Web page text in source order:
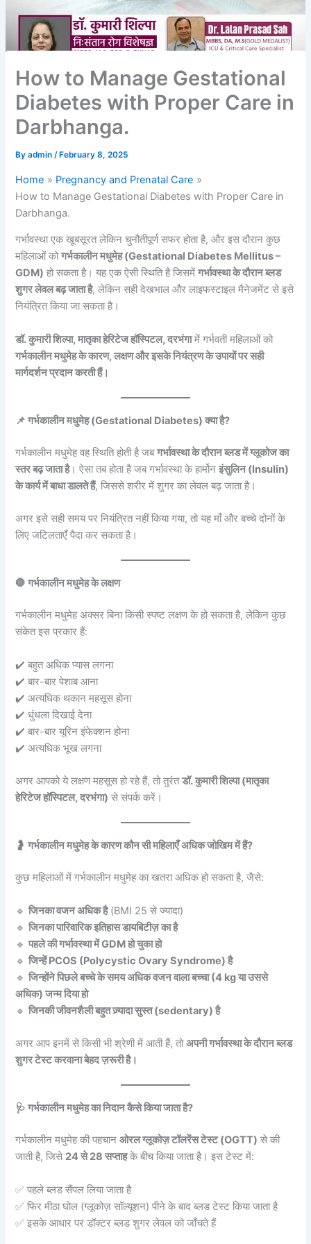
How to Manage Gestational
Diabetes with Proper Care in
Darbhanga.
Byadmin /February 8, 2025
Home
Pregnancy and Prenatal Care
How to Manage Gestational Diabetes with Proper Care in
Darbhanga.
गर्भावस्था एक खूबसूरत लेकिन चुनौतीपूर्ण सफर होता है, और इस दौरान कुछ
महिलाओं कोगर्भकालीन मधुमेह (Gestational Diabetes Mellitus –
GDM) हो सकता है। यह एक ऐसी स्थिति है जिसमेंगर्भावस्था के दौरान ब्लड
शुगर लेवल बढ़ जाता है, लेकिन सही देखभाल और लाइफस्टाइल मैनेजमेंट से इसे
नियंत्रित किया जा सकता है।
डॉ. कुमारी शिल्पा, मातृका हेरिटेज हॉस्पिटल, दरभंगामें गर्भवती महिलाओं को
गर्भकालीन मधुमेह के कारण, लक्षण और इसके नियंत्रण के उपायों पर सही
मार्गदर्शन प्रदान करती हैं।
📌 गर्भकालीन मधुमेह (Gestational Diabetes) क्या है?
गर्भकालीन मधुमेह वह स्थिति होती है जबगर्भावस्था के दौरान ब्लड में ग्लूकोज का
स्तर बढ़ जाता है। ऐसा तब होता है जब गर्भावस्था के हार्मोनइंसुलिन (Insulin)
के कार्य में बाधा डालते हैं, जिससे शरीर में शुगर का लेवल बढ़ जाता है।
अगर इसे सही समय पर नियंत्रित नहीं किया गया, तो यह माँ और बच्चे दोनों के
लिए जटिलताएँ पैदा कर सकता है।
🛑 गर्भकालीन मधुमेह के लक्षण
गर्भकालीन मधुमेह अक्सर बिना किसी स्पष्ट लक्षण के हो सकता है, लेकिन कुछ
संकेत इस प्रकार हैं:
✔️ बहुत अधिक प्यास लगना
✔️ बार-बार पेशाब आना
✔️ अत्यधिक थकान महसूस होना
✔️ धुंधला दिखाई देना
✔️ बार-बार यूरिन इंफेक्शन होना
✔️ अत्यधिक भूख लगना
अगर आपको ये लक्षण महसूस हो रहे हैं, तो तुरंतडॉ. कुमारी शिल्पा (मातृका
हेरिटेज हॉस्पिटल, दरभंगा) से संपर्क करें।
🤰 गर्भकालीन मधुमेह के कारण कौन सी महिलाएँ अधिक जोखिम में हैं?
कुछ महिलाओं में गर्भकालीन मधुमेह का खतरा अधिक हो सकता है, जैसे:
🔹जिनका वजन अधिक है(BMI 25 से ज्यादा)
🔹जिनका पारिवारिक इतिहास डायबिटीज़ का है
🔹पहले की गर्भावस्था में GDM हो चुका हो
🔹जिन्हें PCOS (Polycystic Ovary Syndrome) है
🔹जिन्होंने पिछले बच्चे के समय अधिक वजन वाला बच्चा (4 kg या उससे
अधिक) जन्म दिया हो
🔹जिनकी जीवनशैली बहुत ज़्यादा सुस्त (sedentary) है
अगर आप इनमें से किसी भी श्रेणी में आती हैं, तोअपनी गर्भावस्था के दौरान ब्लड
शुगर टेस्ट करवाना बेहद ज़रूरी है।
🩺 गर्भकालीन मधुमेह का निदान कैसे किया जाता है?
गर्भकालीन मधुमेह की पहचानओरल ग्लूकोज़ टॉलरेंस टेस्ट (OGTT) से की
जाती है, जिसे 24 से 28 सप्ताहके बीच किया जाता है। इस टेस्ट में:
✅ पहले ब्लड सैंपल लिया जाता है
✅ फिर मीठा घोल (ग्लूकोज़ सॉल्यूशन) पीने के बाद ब्लड टेस्ट किया जाता है
✅ इसके आधार पर डॉक्टर ब्लड शुगर लेवल को जाँचते हैं